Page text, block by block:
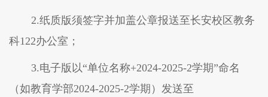
2.纸质版须签字并加盖公章报送至长安校区教务
科122办公室；
3.电子版以“单位名称+2024-2025-2学期”命名
（如教育学部2024-2025-2学期）发送至